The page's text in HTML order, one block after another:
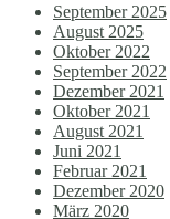
September 2025
August 2025
Oktober 2022
September 2022
Dezember 2021
Oktober 2021
August 2021
Juni 2021
Februar 2021
Dezember 2020
März 2020